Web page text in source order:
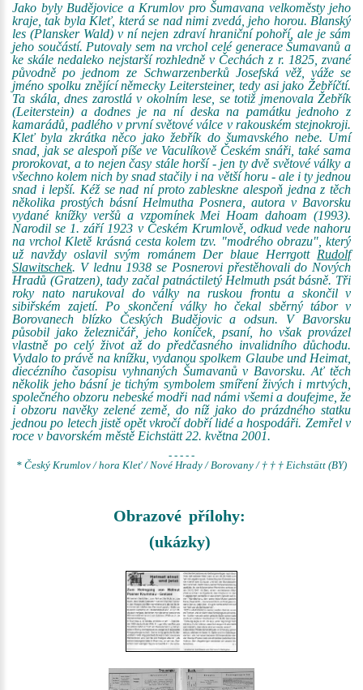
Jako byly Budějovice a Krumlov pro Šumavana velkoměsty jeho
kraje, tak byla Kleť, která se nad nimi zvedá, jeho horou. Blanský
les (Plansker Wald) v ní nejen zdraví hraniční pohoří, ale je sám
jeho součástí. Putovaly sem na vrchol celé generace Šumavanů a
ke skále nedaleko nejstarší rozhledně v Čechách z r. 1825, zvané
původně po jednom ze Schwarzenberků Josefská věž, váže se
jméno spolku znějící německy Leitersteiner, tedy asi jako Žebříčtí.
Ta skála, dnes zarostlá v okolním lese, se totiž jmenovala Žebřík
(Leiterstein) a dodnes je na ní deska na památku jednoho z
kamarádů, padlého v první světové válce v rakouském stejnokroji.
Kleť byla zkrátka něco jako žebřík do šumavského nebe. Umí
snad, jak se alespoň píše ve Vaculíkově Českém snáři, také sama
prorokovat, a to nejen časy stále horší - jen ty dvě světové války a
všechno kolem nich by snad stačily i na větší horu - ale i ty jednou
snad i lepší. Kéž se nad ní proto zableskne alespoň jedna z těch
několika prostých básní Helmutha Posnera, autora v Bavorsku
vydané knížky veršů a vzpomínek Mei Hoam dahoam (1993).
Narodil se 1. září 1923 v Českém Krumlově, odkud vede nahoru
na vrchol Kletě krásná cesta kolem tzv. "modrého obrazu", který
už navždy oslavil svým románem Der blaue Herrgott Rudolf
Slawitschek. V lednu 1938 se Posnerovi přestěhovali do Nových
Hradů (Gratzen), tady začal patnáctiletý Helmuth psát básně. Tři
roky nato narukoval do války na ruskou frontu a skončil v
sibiřském zajetí. Po skončení války ho čekal sběrný tábor v
Borovanech blízko Českých Budějovic a odsun. V Bavorsku
působil jako železničář, jeho koníček, psaní, ho však provázel
vlastně po celý život až do předčasného invalidního důchodu.
Vydalo to právě na knížku, vydanou spolkem Glaube und Heimat,
diecézního časopisu vyhnaných Šumavanů v Bavorsku. Ať těch
několik jeho básní je tichým symbolem smíření živých i mrtvých,
společného obzoru nebeské modři nad námi všemi a doufejme, že
i obzoru navěky zelené země, do níž jako do prázdného statku
jednou po letech jistě opět vkročí dobří lidé a hospodáři. Zemřel v
roce v bavorském městě Eichstätt 22. května 2001.
- - - - -
* Český Krumlov / hora Kleť / Nové Hrady / Borovany / † † † Eichstätt (BY)
Obrazové přílohy:
(ukázky)